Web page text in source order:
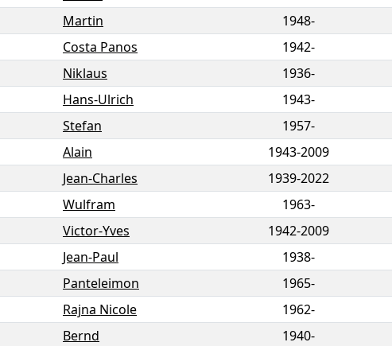
Martin 1948-
Costa Panos 1942-
Niklaus 1936-
Hans-Ulrich 1943-
Stefan 1957-
Alain 1943-2009
Jean-Charles 1939-2022
Wulfram 1963-
Victor-Yves 1942-2009
Jean-Paul 1938-
Panteleimon 1965-
Rajna Nicole 1962-
Bernd 1940-